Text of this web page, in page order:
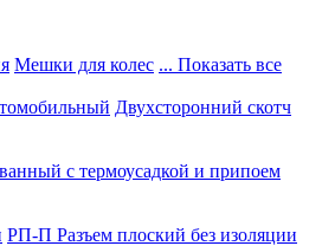
Мешки для колес ... Показать все
Двухсторонний скотч
с термоусадкой и припоем
РП-П Разъем плоский без изоляции